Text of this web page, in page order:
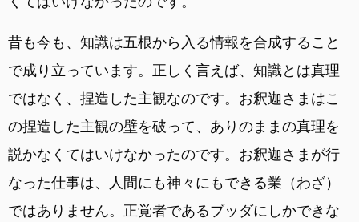
昔も今も、知識は五根から入る情報を合成すること
で成り立っています。正しく言えば、知識とは真理
ではなく、捏造した主観なのです。お釈迦さまはこ
の捏造した主観の壁を破って、ありのままの真理を
説かなくてはいけなかったのです。お釈迦さまが行
なった仕事は、人間にも神々にもできる業（わざ）
ではありません。正覚者であるブッダにしかできな